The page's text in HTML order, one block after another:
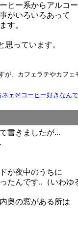
ヒー系からアルコ
がいろいろあって
す。
っています。
が、カフェラテやカフ
ネェ＠コーヒー好きなん
書きましたが...
が夜中のうちに
たんです..（いわゆ
奥の窓がある所は